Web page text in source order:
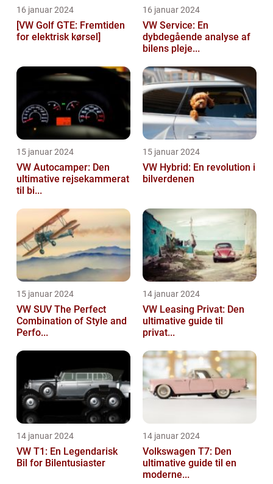
16 januar 2024
[VW Golf GTE: Fremtiden
for elektrisk kørsel]
16 januar 2024
VW Service: En
dybdegående analyse af
bilens pleje...
15 januar 2024
VW Autocamper: Den
ultimative rejsekammerat
til bi...
15 januar 2024
VW Hybrid: En revolution i
bilverdenen
15 januar 2024
VW SUV The Perfect
Combination of Style and
Perfo...
14 januar 2024
VW Leasing Privat: Den
ultimative guide til
privat...
14 januar 2024
VW T1: En Legendarisk
Bil for Bilentusiaster
14 januar 2024
Volkswagen T7: Den
ultimative guide til en
moderne...